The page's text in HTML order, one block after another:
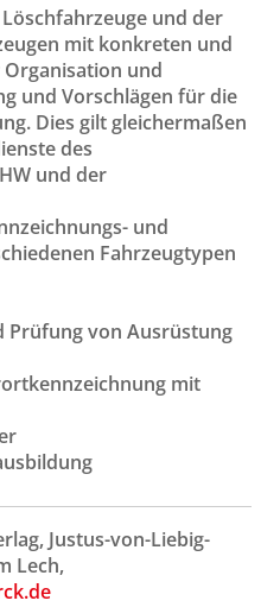
und der
mit konkreten und
und
und Vorschlägen für die
Dies gilt gleichermaßen
des
und der
und
Fahrzeugtypen
Prüfung von Ausrüstung
mit
Justus-von-Liebig-
Lech,